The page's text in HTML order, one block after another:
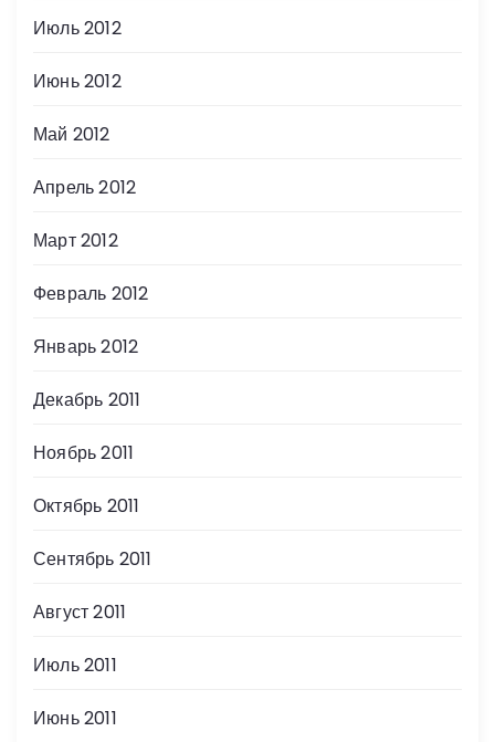
Июль 2012
Июнь 2012
Май 2012
Апрель 2012
Март 2012
Февраль 2012
Январь 2012
Декабрь 2011
Ноябрь 2011
Октябрь 2011
Сентябрь 2011
Август 2011
Июль 2011
Июнь 2011